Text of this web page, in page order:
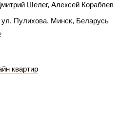
Шелег Алексей Кораблев
ул. Пулихова, Минск, Беларусь
квартир